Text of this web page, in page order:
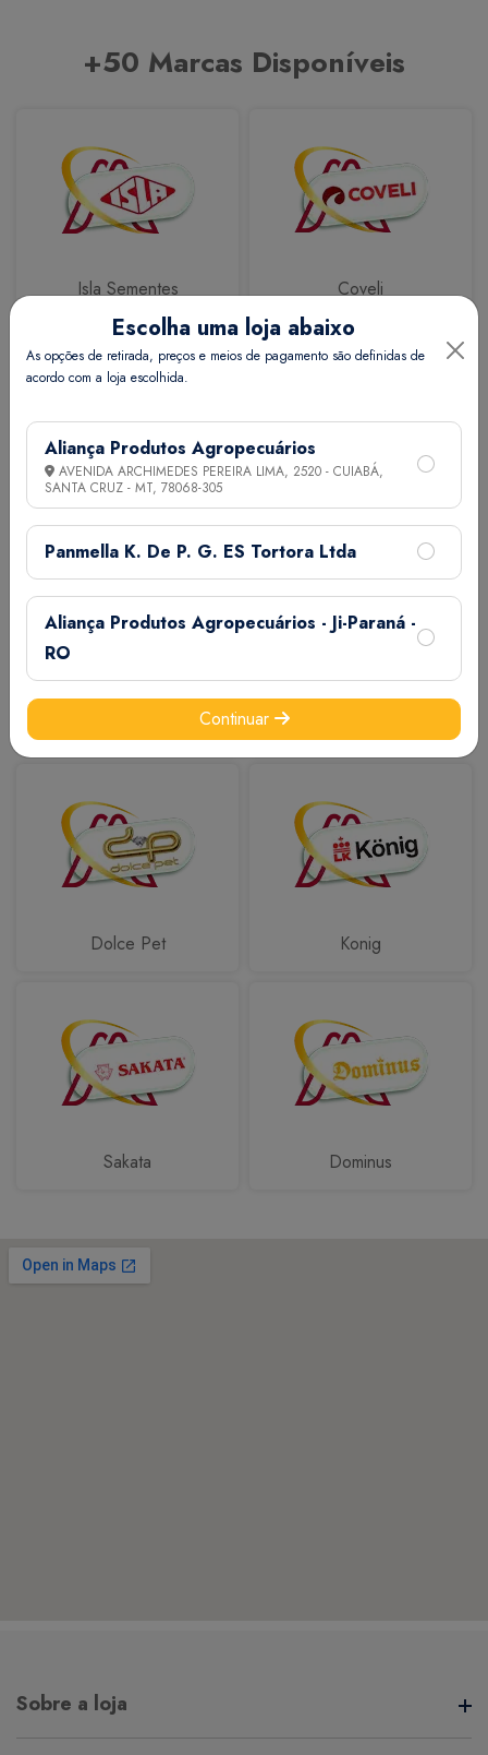
+50 Marcas Disponíveis
Isla Sementes Coveli
Calbos M7
Dolce Pet Konig
Sakata Dominus
Sobre a loja
Escolha uma loja abaixo
As opções de retirada, preços e meios de pagamento são definidas de
acordo com a loja escolhida.
Aliança Produtos Agropecuários
AVENIDA ARCHIMEDES PEREIRA LIMA, 2520 - CUIABÁ,
SANTA CRUZ - MT, 78068-305
Panmella K. De P. G. ES Tortora Ltda
Aliança Produtos Agropecuários - Ji-Paraná -
RO
Continuar